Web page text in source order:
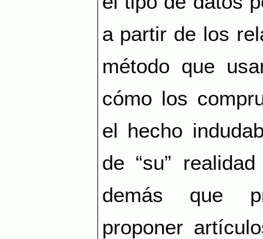
a partir de los
método que
cómo los
el hecho
de “su”
demás que
proponer